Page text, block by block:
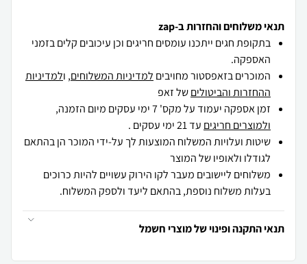
תנאי משלוחים והחזרות ב-zap
בתקופת חגים ייתכנו עומסים חריגים וכן עיכובים קלים בזמני
האספקה.
המוכרים בזאפסטור מחויבים למדיניות המשלוחים, ולמדיניות
ההחזרות והביטוליםשל זאפ
זמן אספקה יעמוד על מקס' 7 ימי עסקים מיום הזמנה,
ולמוצרים חריגים עד 21 ימי עסקים .
שיטות ועלויות המשלוח המוצעות לך על-ידי המוכר הן בהתאם
לגודלו ולאופיו של המוצר
משלוחים ליישובים מעבר לקו הירוק עשויים להיות כרוכים
בעלות משלוח נוספת, בהתאם ליעד ולספק המשלוח.
תנאי התקנה ופינוי של מוצרי חשמל